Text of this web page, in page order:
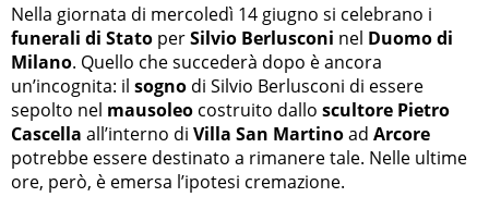
Nella giornata di mercoledì 14 giugno si celebrano i
funerali di Stato perSilvio Berlusconi nel Duomo di
Milano. Quello che succederà dopo è ancora
un’incognita: il sogno di Silvio Berlusconi di essere
sepolto nel mausoleo costruito dallo scultore Pietro
Cascella all’interno di Villa San Martinoad Arcore
potrebbe essere destinato a rimanere tale. Nelle ultime
ore, però, è emersa l’ipotesi cremazione.